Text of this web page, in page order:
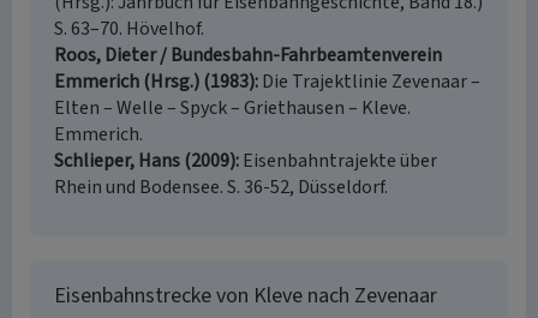
S. 63–70. Hövelhof.
Roos, Dieter / Bundesbahn-Fahrbeamtenverein
Emmerich (Hrsg.) (1983) Die Trajektlinie Zevenaar –
Elten – Welle – Spyck – Griethausen – Kleve.
Emmerich.
Schlieper, Hans (2009) Eisenbahntrajekte über
Rhein und Bodensee. S. 36-52, Düsseldorf.
Eisenbahnstrecke von Kleve nach Zevenaar